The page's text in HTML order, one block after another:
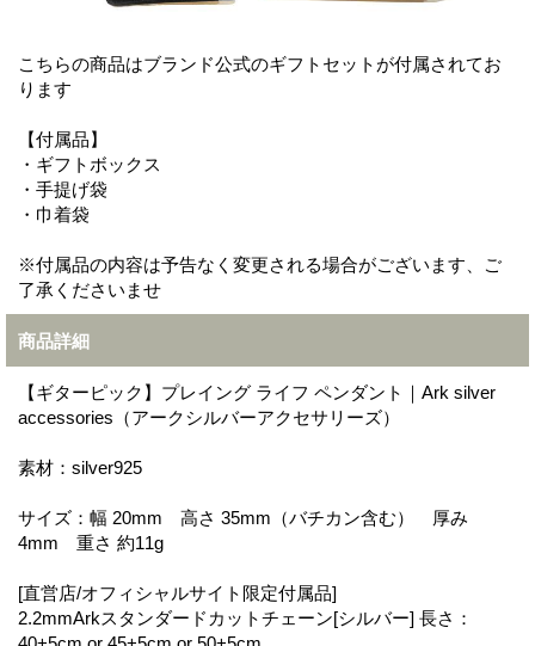
こちらの商品はブランド公式のギフトセットが付属されてお
ります
【付属品】
・ギフトボックス
・手提げ袋
・巾着袋
※付属品の内容は予告なく変更される場合がございます、ご
了承くださいませ
商品詳細
【ギターピック】プレイング ライフ ペンダント｜Ark silver
accessories（アークシルバーアクセサリーズ）
素材：silver925
サイズ：幅 20mm 高さ 35mm（バチカン含む） 厚み
4mm 重さ 約11g
[直営店/オフィシャルサイト限定付属品]
2.2mmArkスタンダードカットチェーン[シルバー] 長さ：